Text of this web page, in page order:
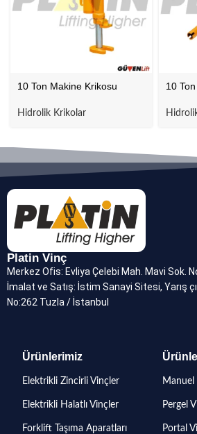
10 Ton Makine Krikosu
Hidrolik Krikolar
10
Platin Vinç
Merkez Ofis: Evliya Çelebi Mah. Mavi Sok.
İmalat ve Satış: İstim Sanayi Sitesi, Yarış
No:262 Tuzla / İstanbul
Ürünlerimiz
Elektrikli Zincirli Vinçler
Elektrikli Halatlı Vinçler
Forklift Taşıma Aparatları
Manuel
Pergel
Portal